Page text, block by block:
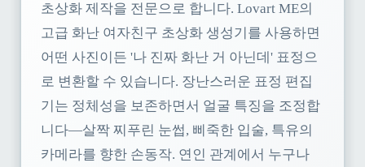
초상화 제작을 전문으로 합니다. Lovart ME의
고급 화난 여자친구 초상화 생성기를 사용하면
어떤 사진이든 '나 진짜 화난 거 아닌데' 표정으
로 변환할 수 있습니다. 장난스러운 표정 편집
기는 정체성을 보존하면서 얼굴 특징을 조정합
니다—살짝 찌푸린 눈썹, 삐죽한 입술, 특유의
카메라를 향한 손동작. 연인 관계에서 누구나